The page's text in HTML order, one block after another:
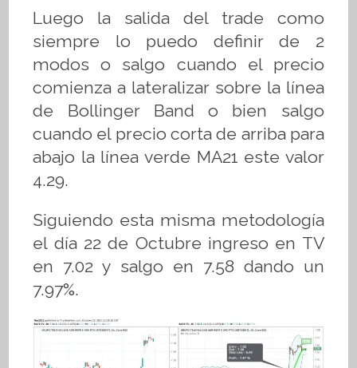
Luego la salida del trade como
siempre lo puedo definir de 2
modos o salgo cuando el precio
comienza a lateralizar sobre la línea
de Bollinger Band o bien salgo
cuando el precio corta de arriba para
abajo la línea verde MA21 este valor
4.29.
Siguiendo esta misma metodología
el día 22 de Octubre ingreso en TV
en 7.02 y salgo en 7.58 dando un
7.97%.